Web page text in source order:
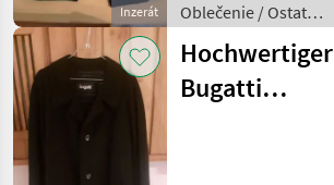
Inzerát
Oblečenie / Ostatné
oblečenie
Hochwertiger
Bugatti